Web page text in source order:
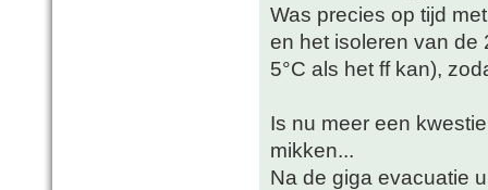
Was precies op tijd
en het isoleren van de
5°C als het ff kan),
Is nu meer een
mikken...
Na de giga evacuatie